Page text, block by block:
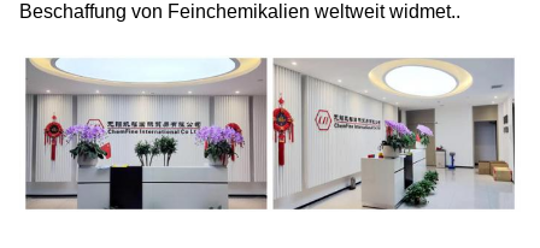
Beschaffung von Feinchemikalien weltweit widmet..